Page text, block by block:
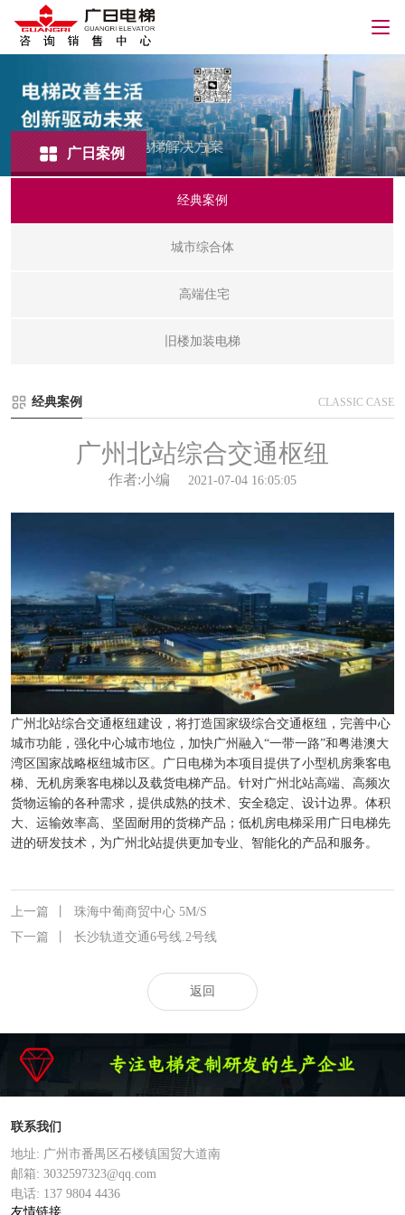
广日案例
经典案例
城市综合体
高端住宅
旧楼加装电梯
经典案例 CLASSIC CASE
广州北站综合交通枢纽
作者:小编 2021-07-04 16:05:05
广州北站综合交通枢纽建设，将打造国家级综合交通枢纽，完善中心
城市功能，强化中心城市地位，加快广州融入“一带一路”和粤港澳大
湾区国家战略枢纽城市区。广日电梯为本项目提供了小型机房乘客电
梯、无机房乘客电梯以及载货电梯产品。针对广州北站高端、高频次
货物运输的各种需求，提供成熟的技术、安全稳定、设计边界。体积
大、运输效率高、坚固耐用的货梯产品；低机房电梯采用广日电梯先
进的研发技术，为广州北站提供更加专业、智能化的产品和服务。
上一篇
珠海中葡商贸中心 5M/S
下一篇
长沙轨道交通6号线.2号线
返回
联系我们
地址: 广州市番禺区石楼镇国贸大道南
邮箱: 3032597323@qq.com
电话: 137 9804 4436
友情链接